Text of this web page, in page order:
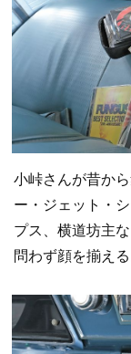
小峠さんが昔か
ー・ジェット・
プス、横道坊主
問わず顔を揃える